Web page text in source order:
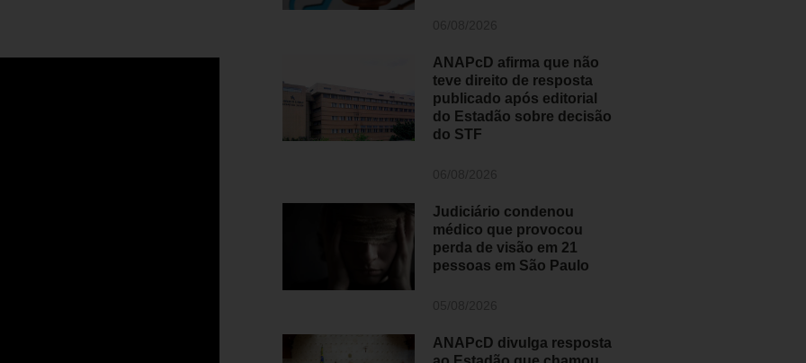
ANAPcD afirma que não
teve direito de resposta
publicado após editorial
do Estadão sobre decisão
do STF
Judiciário condenou
médico que provocou
perda de visão em 21
pessoas em São Paulo
ANAPcD divulga resposta